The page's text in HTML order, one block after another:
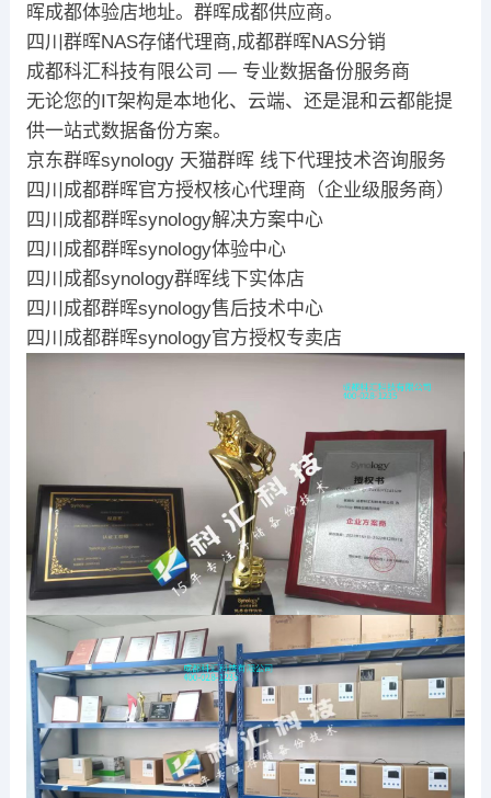
晖成都体验店地址。群晖成都供应商。
四川群晖NAS存储代理商,成都群晖NAS分销
成都科汇科技有限公司 — 专业数据备份服务商
无论您的IT架构是本地化、云端、还是混和云都能提
供一站式数据备份方案。
京东群晖synology 天猫群晖 线下代理技术咨询服务
四川成都群晖官方授权核心代理商（企业级服务商）
四川成都群晖synology解决方案中心
四川成都群晖synology体验中心
四川成都synology群晖线下实体店
四川成都群晖synology售后技术中心
四川成都群晖synology官方授权专卖店